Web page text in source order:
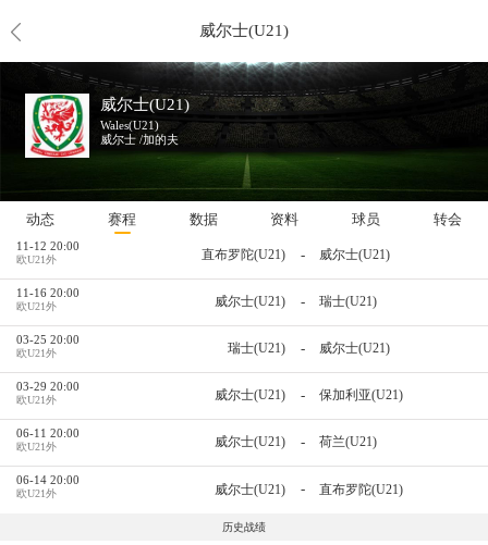
威尔士(U21)
威尔士(U21)
Wales(U21)
威尔士 /加的夫
动态 赛程 数据 资料 球员 转会
未来赛程
09-07 20:00
欧U21外 保加利亚(U21) - 威尔士(U21)
10-08 20:00
摩尔多瓦(U21) - 威尔士(U21)
10-12 20:00
欧U21外
11-12 20:00
欧U21外 直布罗陀(U21) - 威尔士(U21)
11-16 20:00
欧U21外 威尔士(U21) - 瑞士(U21)
03-25 20:00
欧U21外 瑞士(U21) - 威尔士(U21)
03-29 20:00
欧U21外 威尔士(U21) - 保加利亚(U21)
06-11 20:00
欧U21外 威尔士(U21) - 荷兰(U21)
06-14 20:00
欧U21外 威尔士(U21) - 直布罗陀(U21)
历史战绩